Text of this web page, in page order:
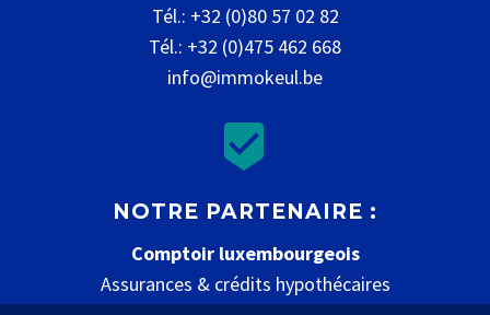
Tél.: +32 (0)80 57 02 82
Tél.: +32 (0)475 462 668
info@immokeul.be


NOTRE PARTENAIRE :
Comptoir luxembourgeois
Assurances & crédits hypothécaires